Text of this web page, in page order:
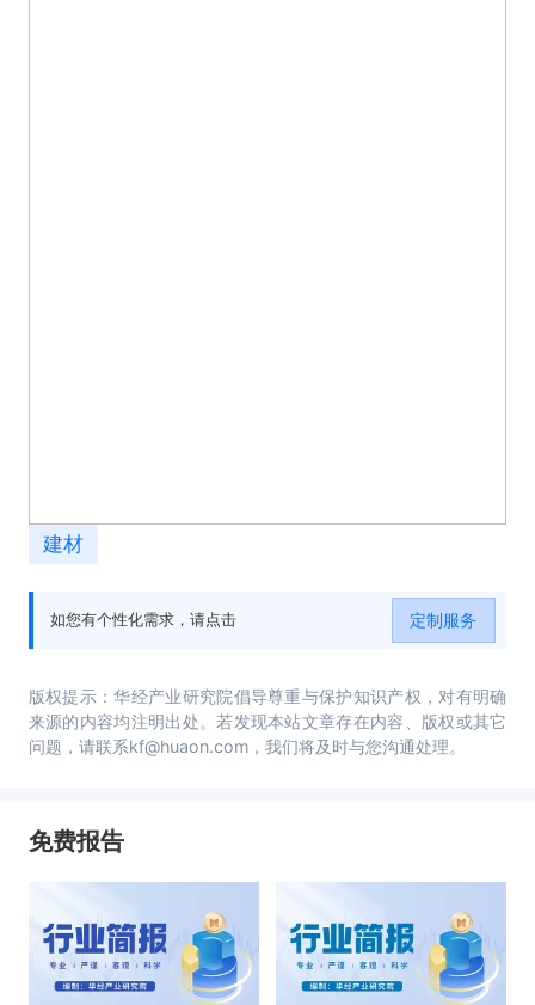
建材
如您有个性化需求，请点击 定制服务
版权提示：华经产业研究院倡导尊重与保护知识产权，对有明确
来源的内容均注明出处。若发现本站文章存在内容、版权或其它
问题，请联系kf@huaon.com，我们将及时与您沟通处理。
免费报告